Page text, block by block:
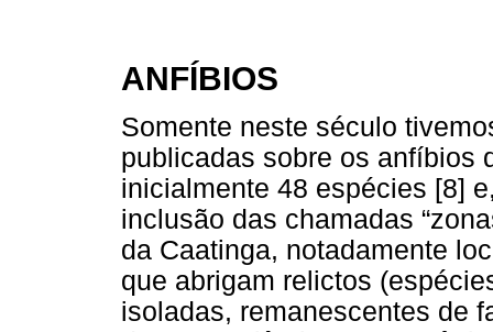
ANFÍBIOS
Somente neste século
publicadas sobre os anfíbios
inicialmente 48 espécies [8]
inclusão das chamadas
da Caatinga, notadamente
que abrigam relictos
isoladas, remanescentes de